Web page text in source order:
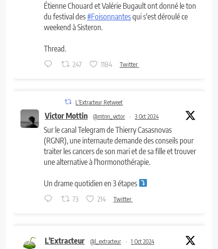
Étienne Chouard et Valérie Bugault ont donné le ton
du festival des#Foisonnantesqui s'est déroulé ce
weekend à Sisteron.
Thread.
247 1184 Twitter
L'Extracteur Retweet
Victor Mottin @mtnn_victor · 3 Oct 2024
Sur le canal Telegram de Thierry Casasnovas
(RGNR), une internaute demande des conseils pour
traiter les cancers de son mari et de sa fille et trouver
une alternative à l'hormonothérapie.
Un drame quotidien en 3 étapes
73 214 Twitter
L'Extracteur @l_extracteur · 1 Oct 2024